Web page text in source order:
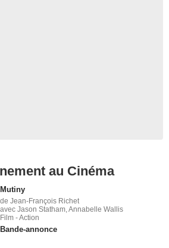
au Cinéma
Mutiny
de Jean-François Richet
avec Jason Statham, Annabelle Wallis
Film - Action
Bande-annonce